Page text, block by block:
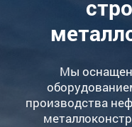
Мы
производства